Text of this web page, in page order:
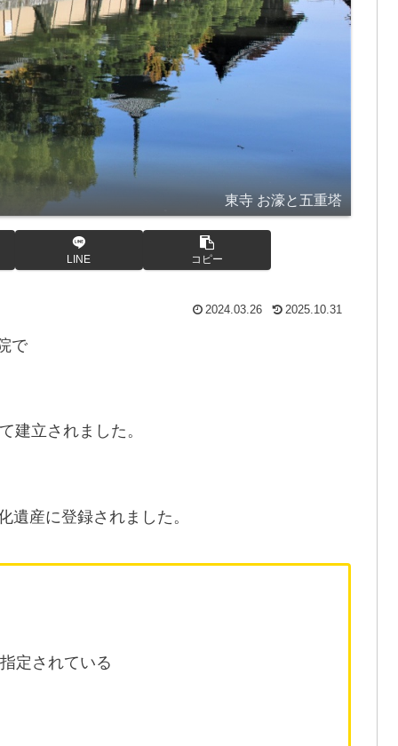
東寺 お濠と五重塔
LINE コピー
2024.03.26 2025.10.31
で
建立されました。
産に登録されました。
定されている